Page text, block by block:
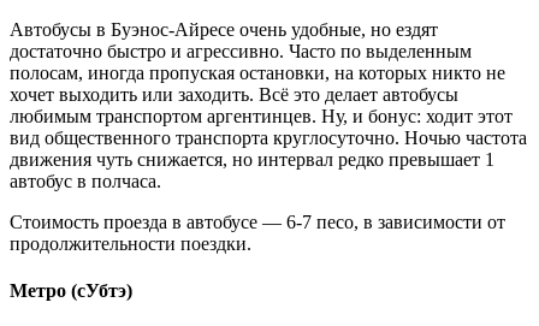
Автобусы в Буэнос-Айресе очень удобные, но ездят
достаточно быстро и агрессивно. Часто по выделенным
полосам, иногда пропуская остановки, на которых никто не
хочет выходить или заходить. Всё это делает автобусы
любимым транспортом аргентинцев. Ну, и бонус: ходит этот
вид общественного транспорта круглосуточно. Ночью частота
движения чуть снижается, но интервал редко превышает 1
автобус в полчаса.
Стоимость проезда в автобусе — 6-7 песо, в зависимости от
продолжительности поездки.
Метро (сУбтэ)